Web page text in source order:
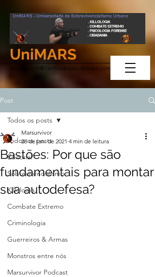
UniMARS
marsurvivor@centrodeestudomars.com
Post
Todos os posts
Editorial
Sobrevivencialismo
Killologia
Combate Extremo
Criminologia
Guerreiros & Armas
Monstros entre nós
Marsurvivor Podcast
Todos os posts
Bastões: Por que são
fundamentais para montar
sua autodefesa?
Marsurvivor
28 de jan. de 2021 4 min de leitura